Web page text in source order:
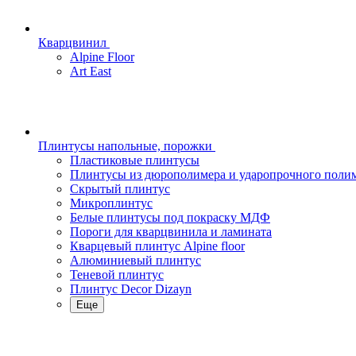
Кварцвинил
Alpine Floor
Art East
Плинтусы напольные, порожки
Пластиковые плинтусы
Плинтусы из дюрополимера и ударопрочного
Скрытый плинтус
Микроплинтус
Белые плинтусы под покраску МДФ
Пороги для кварцвинила и ламината
Кварцевый плинтус Alpine floor
Алюминиевый плинтус
Теневой плинтус
Плинтус Decor Dizayn
Еще